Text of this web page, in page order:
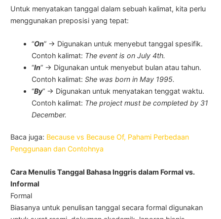
Untuk menyatakan tanggal dalam sebuah kalimat, kita perlu
menggunakan preposisi yang tepat:
“On” → Digunakan untuk menyebut tanggal spesifik.
Contoh kalimat: The event is on July 4th.
“In” → Digunakan untuk menyebut bulan atau tahun.
Contoh kalimat:She was born in May 1995.
“By” → Digunakan untuk menyatakan tenggat waktu.
Contoh kalimat: The project must be completed by 31
December.
Baca juga: Because vs Because Of, Pahami Perbedaan
Penggunaan dan Contohnya
Cara Menulis Tanggal Bahasa Inggris dalam Formal vs.
Informal
Formal
Biasanya untuk penulisan tanggal secara formal digunakan